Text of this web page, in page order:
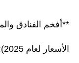
**أفخم الفنادق
الأسعار لعام 2025):**